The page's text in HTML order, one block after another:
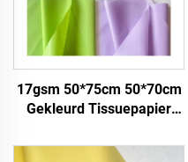
17gsm 50*75cm 50*70cm
Gekleurd Tissuepapier
Papier voor Verpakking